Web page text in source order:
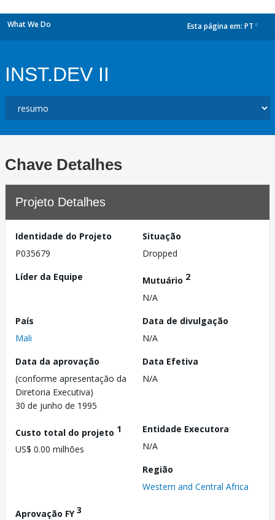
What We Do Esta página em: PT
INST.DEV II
Chave Detalhes
Projeto Detalhes
Identidade do Projeto
P035679
Situação
Dropped
Líder da Equipe
Mutuário 2
N/A
País
Mali
Data de divulgação
N/A
Data da aprovação
(conforme apresentação da
Diretoria Executiva)
30 de junho de 1995
Data Efetiva
N/A
Custo total do projeto 1
US$ 0.00 milhões
Entidade Executora
N/A
Região
Western and Central Africa
Aprovação FY3